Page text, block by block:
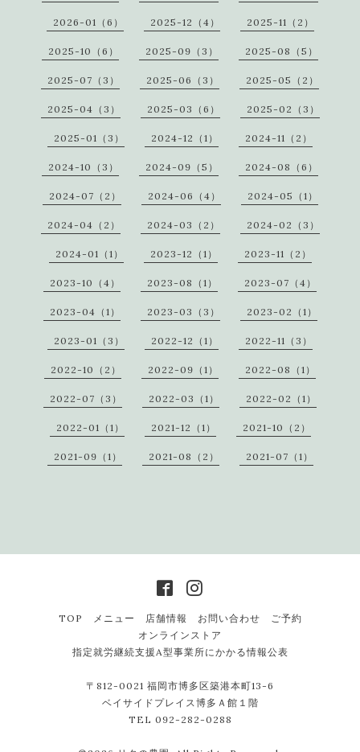
2026-01（6） 2025-12（4） 2025-11（2）
2025-10（6） 2025-09（3） 2025-08（5）
2025-07（3） 2025-06（3） 2025-05（2）
2025-04（3） 2025-03（6） 2025-02（3）
2025-01（3） 2024-12（1） 2024-11（2）
2024-10（3） 2024-09（5） 2024-08（6）
2024-07（2） 2024-06（4） 2024-05（1）
2024-04（2） 2024-03（2） 2024-02（3）
2024-01（1） 2023-12（1） 2023-11（2）
2023-10（4） 2023-08（1） 2023-07（4）
2023-04（1） 2023-03（3） 2023-02（1）
2023-01（3） 2022-12（1） 2022-11（3）
2022-10（2） 2022-09（1） 2022-08（1）
2022-07（3） 2022-03（1） 2022-02（1）
2022-01（1） 2021-12（1） 2021-10（2）
2021-09（1） 2021-08（2） 2021-07（1）
TOP メニュー 店舗情報 お問い合わせ
ご予約
オンラインストア
指定就労継続支援A型事業所にかかる情報公表
〒812-0021 福岡市博多区築港本町13-6
ベイサイドプレイス博多Ａ館１階
TEL 092-282-0288